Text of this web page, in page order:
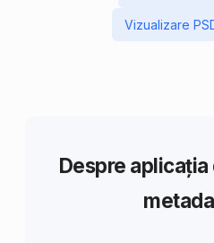
Vizualizare
Despre